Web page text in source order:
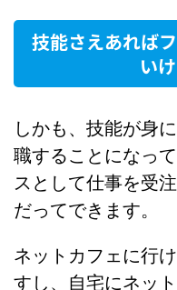
技能さえあれば
い
しかも、技能が身
職することになっ
スとして仕事を受
だってできます。
ネットカフェに行
すし、自宅にネッ